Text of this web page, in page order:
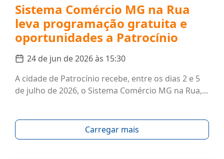
Sistema Comércio MG na Rua
leva programação gratuita e
oportunidades a Patrocínio
24 de jun de 2026 às 15:30
A cidade de Patrocínio recebe, entre os dias 2 e 5
de julho de 2026, o Sistema Comércio MG na Rua,...
Carregar mais